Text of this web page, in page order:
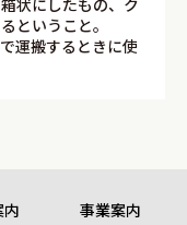
状にしたもの、ク
ということ。
運搬するときに使
事業案内